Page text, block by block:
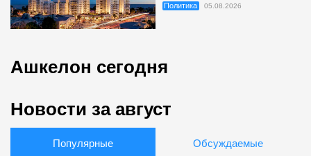
Политика 05.08.2026
Ашкелон сегодня
Новости за август
Популярные Обсуждаемые